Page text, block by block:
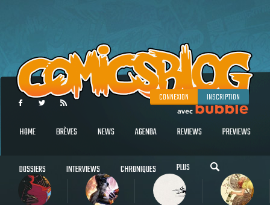
CONNEXION INSCRIPTION
HOME BRÈVES NEWS AGENDA REVIEWS PREVIEWS
DOSSIERS INTERVIEWS CHRONIQUES PLUS